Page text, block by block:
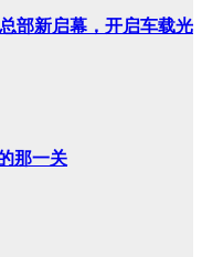
部新启幕，开启车载光
那一关